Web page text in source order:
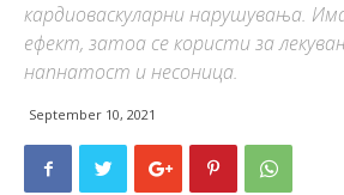
кардиоваскуларни нарушувања.
ефект, затоа се користи за
напнатост и несоница.
September 10, 2021